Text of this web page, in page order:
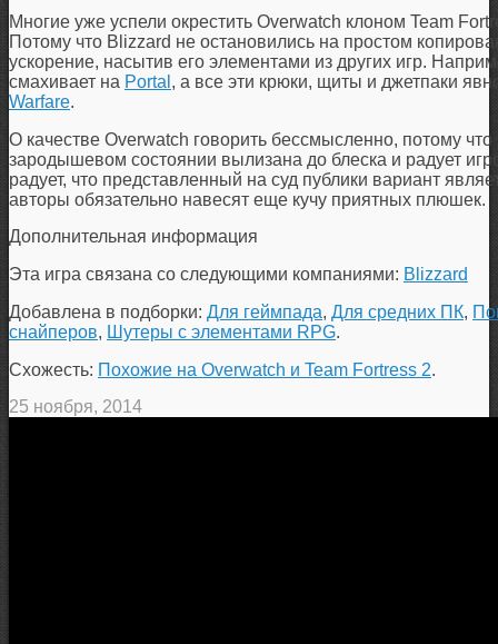
Многие уже успели окрестить Overwatch клоном Team
Потому что Blizzard не остановились на простом
ускорение, насытив его элементами из других игр.
смахивает на Portal , а все эти крюки, щиты и джетпаки
Warfare.
О качестве Overwatch говорить бессмысленно, потому
зародышевом состоянии вылизана до блеска и радует
радует, что представленный на суд публики вариант
авторы обязательно навесят еще кучу приятных плюшек.
Дополнительная информация
Эта игра связана со следующими компаниями: Blizzard
Добавлена в подборки: Для геймпада, Для средних ПК,
снайперов, Шутеры с элементами RPG.
Схожесть: Похожие на Overwatch и Team Fortress 2.
25 ноября, 2014